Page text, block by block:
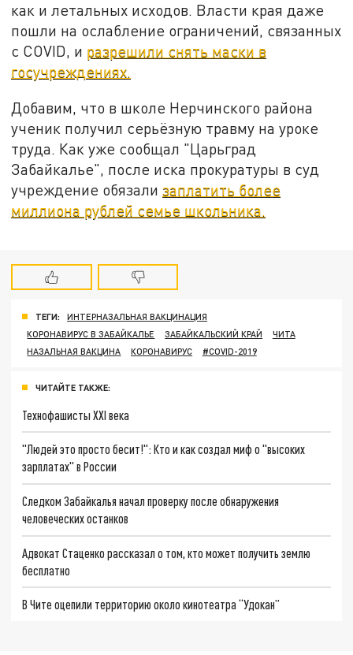
как и летальных исходов. Власти края даже
пошли на ослабление ограничений, связанных
с COVID, и разрешили снять маски в
госучреждениях.
Добавим, что в школе Нерчинского района
ученик получил серьёзную травму на уроке
труда. Как уже сообщал "Царьград
Забайкалье", после иска прокуратуры в суд
учреждение обязализаплатить более
миллиона рублей семье школьника.
ТЕГИ:
ИНТЕРНАЗАЛЬНАЯ ВАКЦИНАЦИЯ
КОРОНАВИРУС В ЗАБАЙКАЛЬЕ
ЗАБАЙКАЛЬСКИЙ КРАЙ
ЧИТА
НАЗАЛЬНАЯ ВАКЦИНА
КОРОНАВИРУС #COVID-2019
ЧИТАЙТЕ ТАКЖЕ:
Технофашисты XXI века
"Людей это просто бесит!": Кто и как создал миф о "высоких
зарплатах" в России
Следком Забайкалья начал проверку после обнаружения
человеческих останков
Адвокат Стаценко рассказал о том, кто может получить землю
бесплатно
В Чите оцепили территорию около кинотеатра “Удокан”